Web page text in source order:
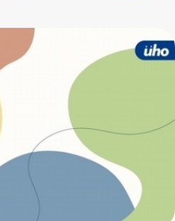
資源中心特規劃「大腸癌病友
計畫」，特邀請該單位社服室
畫之優點及必要性，誠摯地邀
事先報名，活動內容日期時間
等以主辦單位最新訊息為準，
再做確認，以免臨時異動或取
立醫療自主計畫時間：102年5
地點：馬偕醫院台北院區（台
9樓第二講堂洽詢：02-2543